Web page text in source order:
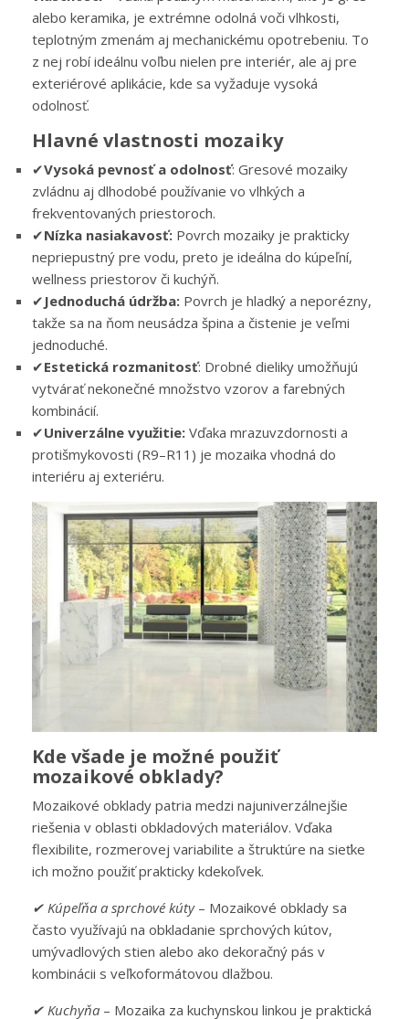
alebo keramika, je extrémne odolná voči vlhkosti,
teplotným zmenám aj mechanickému opotrebeniu. To
z nej robí ideálnu voľbu nielen pre interiér, ale aj pre
exteriérové aplikácie, kde sa vyžaduje vysoká
odolnosť.
Hlavné vlastnosti mozaiky
✔Vysoká pevnosť a odolnosť: Gresové mozaiky
zvládnu aj dlhodobé používanie vo vlhkých a
frekventovaných priestoroch.
✔Nízka nasiakavosť: Povrch mozaiky je prakticky
nepriepustný pre vodu, preto je ideálna do kúpeľní,
wellness priestorov či kuchýň.
✔ Jednoduchá údržba: Povrch je hladký a neporézny,
takže sa na ňom neusádza špina a čistenie je veľmi
jednoduché.
✔Estetická rozmanitosť: Drobné dieliky umožňujú
vytvárať nekonečné množstvo vzorov a farebných
kombinácií.
✔Univerzálne využitie: Vďaka mrazuvzdornosti a
protišmykovosti (R9–R11) je mozaika vhodná do
interiéru aj exteriéru.
Kde všade je možné použiť
mozaikové obklady?
Mozaikové obklady patria medzi najuniverzálnejšie
riešenia v oblasti obkladových materiálov. Vďaka
flexibilite, rozmerovej variabilite a štruktúre na sieťke
ich možno použiť prakticky kdekoľvek.
✔ Kúpeľňa a sprchové kúty– Mozaikové obklady sa
často využívajú na obkladanie sprchových kútov,
umývadlových stien alebo ako dekoračný pás v
kombinácii s veľkoformátovou dlažbou.
✔ Kuchyňa – Mozaika za kuchynskou linkou je praktická